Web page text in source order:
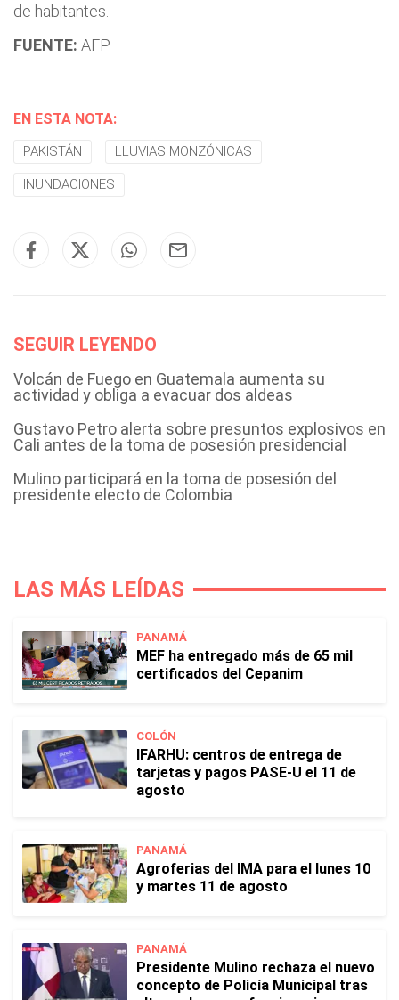
de habitantes.
FUENTE: AFP
EN ESTA NOTA:
PAKISTÁN LLUVIAS MONZÓNICAS
INUNDACIONES
SEGUIR LEYENDO
Volcán de Fuego en Guatemala aumenta su
actividad y obliga a evacuar dos aldeas
Gustavo Petro alerta sobre presuntos explosivos en
Cali antes de la toma de posesión presidencial
Mulino participará en la toma de posesión del
presidente electo de Colombia
LAS MÁS LEÍDAS
PANAMÁ
MEF ha entregado más de 65 mil
certificados del Cepanim
COLÓN
IFARHU: centros de entrega de
tarjetas y pagos PASE-U el 11 de
agosto
PANAMÁ
Agroferias del IMA para el lunes 10
y martes 11 de agosto
PANAMÁ
Presidente Mulino rechaza el nuevo
concepto de Policía Municipal tras